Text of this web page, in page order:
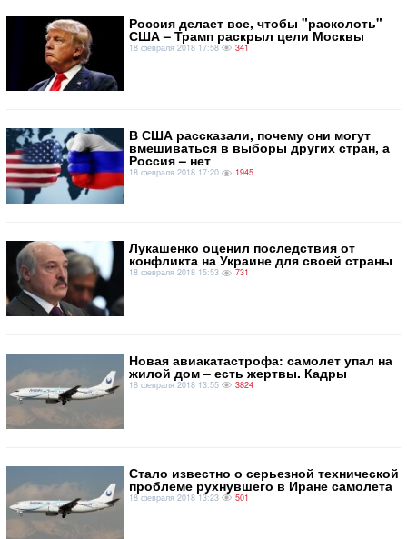
Россия делает все, чтобы "расколоть"
США – Трамп раскрыл цели Москвы
18 февраля 2018 17:58 341
В США рассказали, почему они могут
вмешиваться в выборы других стран, а
Россия – нет
18 февраля 2018 17:20 1945
Лукашенко оценил последствия от
конфликта на Украине для своей страны
18 февраля 2018 15:53 731
Новая авиакатастрофа: самолет упал на
жилой дом – есть жертвы. Кадры
18 февраля 2018 13:55 3824
Стало известно о серьезной технической
проблеме рухнувшего в Иране самолета
18 февраля 2018 13:23 501